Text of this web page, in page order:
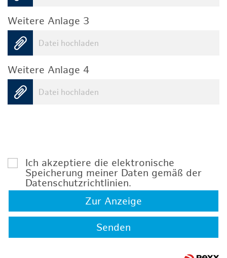
Weitere Anlage 3
Datei hochladen
Weitere Anlage 4
Datei hochladen
Ich akzeptiere die elektronische
Speicherung meiner Daten gemäß der
Datenschutzrichtlinien.
Zur Anzeige
Senden